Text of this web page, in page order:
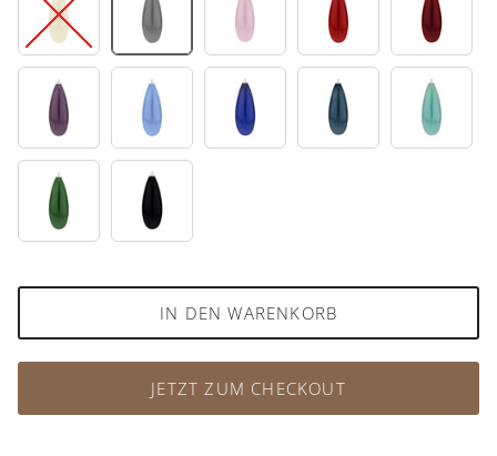
08 10 12 16 30
32 35 39 42 47
53 95
IN DEN WARENKORB
JETZT ZUM CHECKOUT